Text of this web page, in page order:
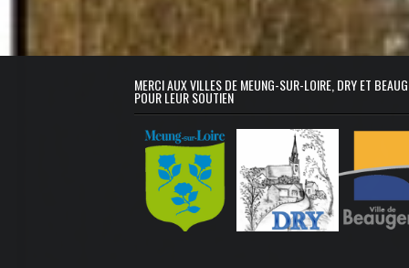
MERCI AUX VILLES DE MEUNG-SUR-LOIRE, DRY ET
POUR LEUR SOUTIEN